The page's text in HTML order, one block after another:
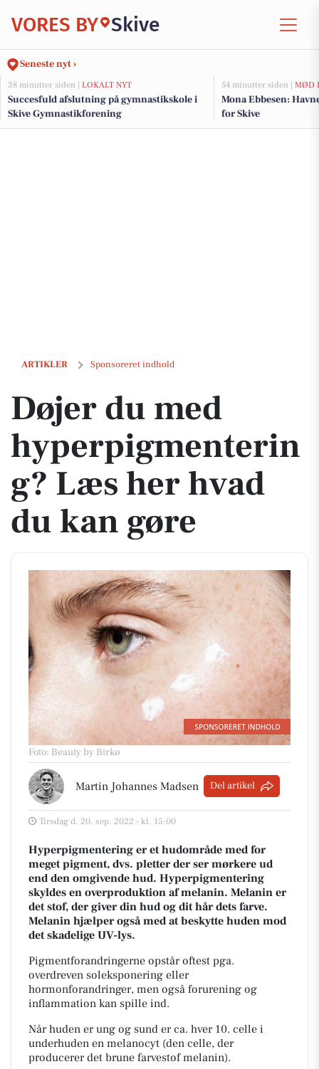
VORES BY Skive
Seneste nyt ›
38 minutter siden | LOKALT NYT
Succesfuld afslutning på gymnastikskole i
Skive Gymnastikforening
54 minutter siden | MØD
Mona Ebbesen:
for Skive
ARTIKLER Sponsoreret indhold
Døjer du med hyperpigmentering? Læs her hvad du kan gøre
Døjer du med
hyperpigmenterin
g? Læs her hvad
du kan gøre
Foto: Beauty by Birkø
Martin Johannes Madsen Del artikel
Tirsdag d. 20. sep. 2022 - kl. 15:00
Hyperpigmentering er et hudområde med for
meget pigment, dvs. pletter der ser mørkere ud
end den omgivende hud. Hyperpigmentering
skyldes en overproduktion af melanin. Melanin er
det stof, der giver din hud og dit hår dets farve.
Melanin hjælper også med at beskytte huden mod
det skadelige UV-lys.
Pigmentforandringerne opstår oftest pga.
overdreven soleksponering eller
hormonforandringer, men også forurening og
inflammation kan spille ind.
Når huden er ung og sund er ca. hver 10. celle i
underhuden en melanocyt (den celle, der
producerer det brune farvestof melanin).